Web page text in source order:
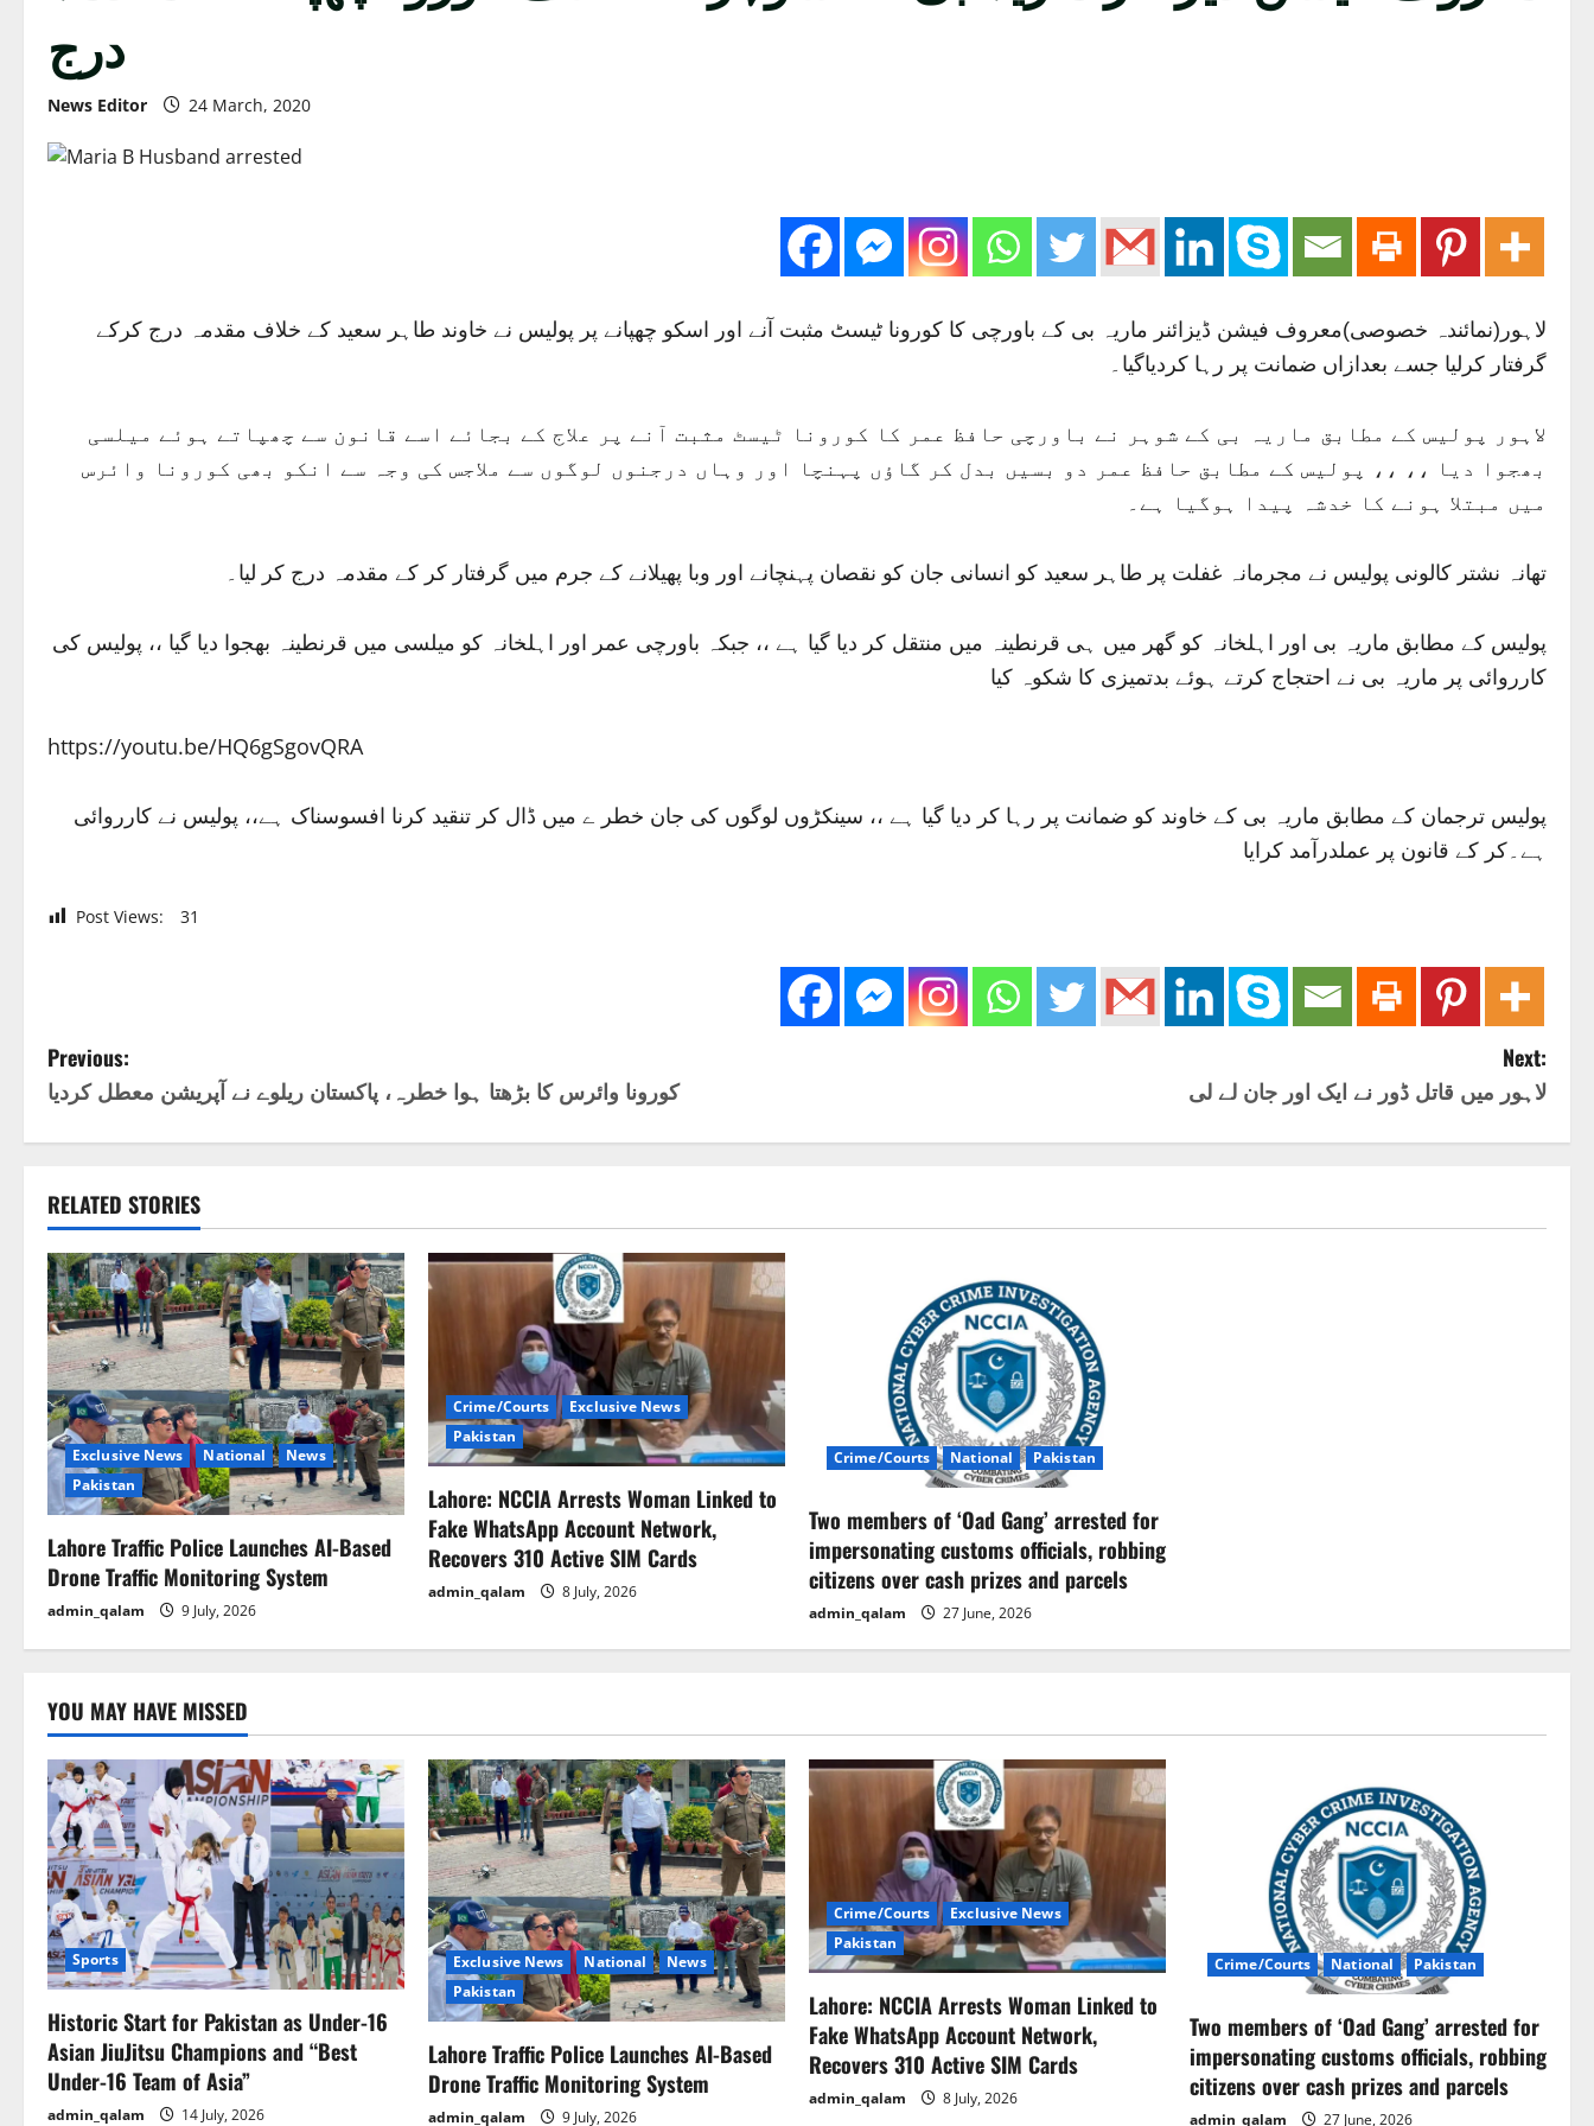
درج
News Editor 24 March, 2020
لاہور(نمائندہ خصوصی)معروف فیشن ڈیزائنر ماریہ بی کے باورچی کا کورونا ٹیسٹ مثبت آنے اور اسکو چھپانے پر پولیس نے خاوند طاہر سعید کے خلاف مقدمہ درج کرکے
گرفتار کرلیا جسے بعدازاں ضمانت پر رہا کردیاگیا۔
لاہور پولیس کے مطابق ماریہ بی کے شوہر نے باورچی حافظ عمر کا کورونا ٹیسٹ مثبت آنے پر علاج کے بجائے اسے قانون سے چھپاتے ہوئے میلسی
بھجوا دیا ،، ،، پولیس کے مطابق حافظ عمر دو بسیں بدل کر گاؤں پہنچا اور وہاں درجنوں لوگوں سے ملاجس کی وجہ سے انکو بھی کورونا وائرس
میں مبتلا ہونے کا خدشہ پیدا ہوگیا ہے۔
تھانہ نشتر کالونی پولیس نے مجرمانہ غفلت پر طاہر سعید کو انسانی جان کو نقصان پہنچانے اور وبا پھیلانے کے جرم میں گرفتار کر کے مقدمہ درج کر لیا۔
پولیس کے مطابق ماریہ بی اور اہلخانہ کو گھر میں ہی قرنطینہ میں منتقل کر دیا گیا ہے ،، جبکہ باورچی عمر اور اہلخانہ کو میلسی میں قرنطینہ بھجوا دیا گیا ،، پولیس کی
کارروائی پر ماریہ بی نے احتجاج کرتے ہوئے بدتمیزی کا شکوہ کیا
https://youtu.be/HQ6gSgovQRA
پولیس ترجمان کے مطابق ماریہ بی کے خاوند کو ضمانت پر رہا کر دیا گیا ہے ،، سینکڑوں لوگوں کی جان خطر ے میں ڈال کر تنقید کرنا افسوسناک ہے،، پولیس نے کارروائی
کر کے قانون پر عملدرآمد کرایاہے۔
Post Views: 31
P
o
t
n
a
v
i
g
a
t
i
o
n
Previous:
کورونا وائرس کا بڑھتا ہوا خطرہ، پاکستان ریلوے نے آپریشن معطل کردیا
Next:
لاہور میں قاتل ڈور نے ایک اور جان لے لی
RELATED STORIES
Exclusive News National
News
Pakistan
Lahore Traffic Police Launches AI-Based
Drone Traffic Monitoring System
admin_qalam 9 July, 2026
Crime/Courts
Exclusive News
Pakistan
Lahore: NCCIA Arrests Woman Linked to
Fake WhatsApp Account Network,
Recovers 310 Active SIM Cards
admin_qalam 8 July, 2026
Crime/Courts National Pakistan
Two members of ‘Oad Gang’ arrested for
impersonating customs officials, robbing
citizens over cash prizes and parcels
admin_qalam 27 June, 2026
YOU MAY HAVE MISSED
Sports
Historic Start for Pakistan as Under-16
Asian JiuJitsu Champions and “Best
Under-16 Team of Asia”
admin_qalam 14 July, 2026
Exclusive News National
News
Pakistan
Lahore Traffic Police Launches AI-Based
Drone Traffic Monitoring System
admin_qalam 9 July, 2026
Crime/Courts
Exclusive News
Pakistan
Lahore: NCCIA Arrests Woman Linked to
Fake WhatsApp Account Network,
Recovers 310 Active SIM Cards
admin_qalam 8 July, 2026
Crime/Courts National Pakistan
Two members of ‘Oad Gang’ arrested for
impersonating customs officials, robbing
citizens over cash prizes and parcels
admin_qalam 27 June, 2026